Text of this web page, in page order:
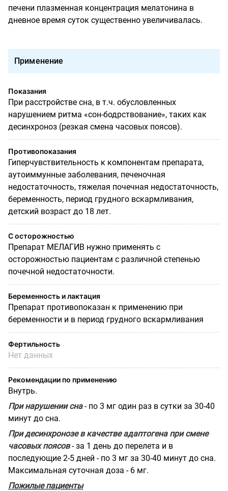
печени плазменная концентрация мелатонина в
дневное время суток существенно увеличивалась.
Применение
Показания
При расстройстве сна, в т.ч. обусловленных
нарушением ритма «сон-бодрствование», таких как
десинхроноз (резкая смена часовых поясов).
Противопоказания
Гиперчувствительность к компонентам препарата,
аутоиммунные заболевания, печеночная
недостаточность, тяжелая почечная недостаточность,
беременность, период грудного вскармливания,
детский возраст до 18 лет.
С осторожностью
Препарат МЕЛАГИВ нужно применять с
осторожностью пациентам с различной степенью
почечной недостаточности.
Беременность и лактация
Препарат противопоказан к применению при
беременности и в период грудного вскармливания
Фертильность
Нет данных
Рекомендации по применению
Внутрь.
При нарушении сна- по 3 мг один раз в сутки за 30-40
минут до сна.
При десинхронозе в качестве адаптогена при смене
часовых поясов- за 1 день до перелета и в
последующие 2-5 дней - по 3 мг за 30-40 минут до сна.
Максимальная суточная доза - 6 мг.
Пожилые пациенты